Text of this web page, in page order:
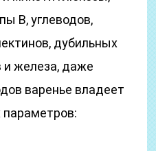
В, углеводов,
дубильных
и железа, даже
варенье владеет